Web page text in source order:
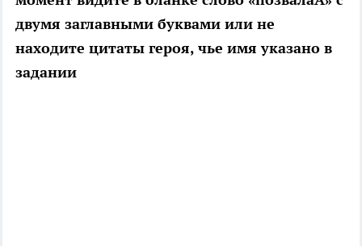
двумя заглавными буквами или не
находите цитаты героя, чье имя указано в
задании